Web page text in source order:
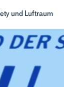
und Luftraum